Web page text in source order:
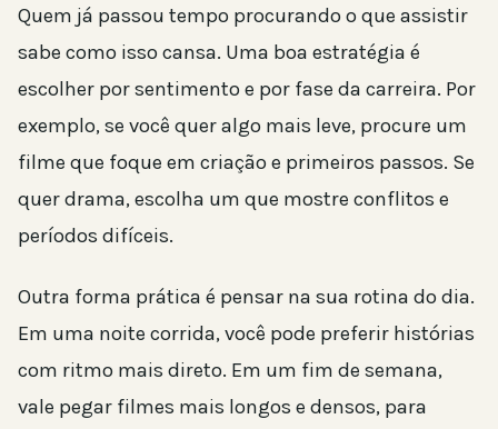
Quem já passou tempo procurando o que assistir
sabe como isso cansa. Uma boa estratégia é
escolher por sentimento e por fase da carreira. Por
exemplo, se você quer algo mais leve, procure um
filme que foque em criação e primeiros passos. Se
quer drama, escolha um que mostre conflitos e
períodos difíceis.
Outra forma prática é pensar na sua rotina do dia.
Em uma noite corrida, você pode preferir histórias
com ritmo mais direto. Em um fim de semana,
vale pegar filmes mais longos e densos, para